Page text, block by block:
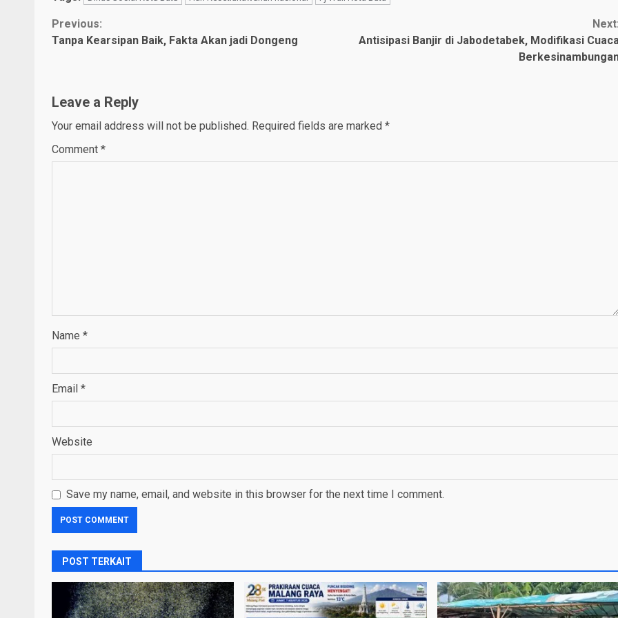
Continue
Previous:
Tanpa Kearsipan Baik, Fakta Akan jadi Dongeng
Next:
Antisipasi Banjir di Jabodetabek, Modifikasi
Leave a Reply
Your email address will not be published. Required fields are marked *
Comment *
Name *
Email *
Website
Save my name, email, and website in this browser for the next time I comment.
POST TERKAIT